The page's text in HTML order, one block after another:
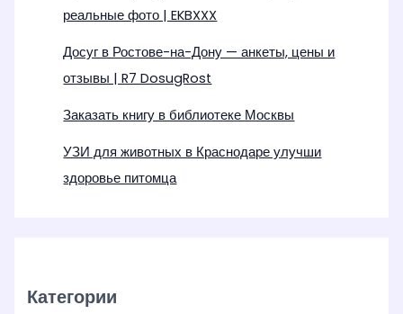
реальные фото | EKBXXX
Досуг в Ростове-на-Дону — анкеты, цены и
отзывы | R7 DosugRost
Заказать книгу в библиотеке Москвы
УЗИ для животных в Краснодаре улучши
здоровье питомца
Категории